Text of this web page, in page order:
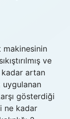
makinesinin
ve
kadar artan
uygulanan
gösterdiği
ne kadar